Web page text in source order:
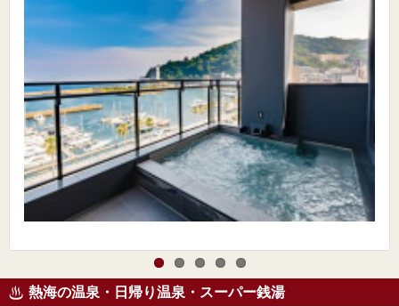
熱海の温泉・日帰り温泉・スーパー銭湯